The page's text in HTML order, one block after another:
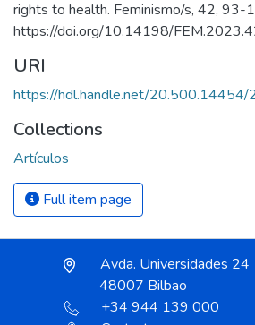
rights to health. Feminismo/s, 42, 93-
https://doi.org/10.14198/
URI
https://hdl.handle.net/20.500.14454/
Collections
Artículos
Full item page
Avda. Universidades 24
48007 Bilbao
+34 944 139 000